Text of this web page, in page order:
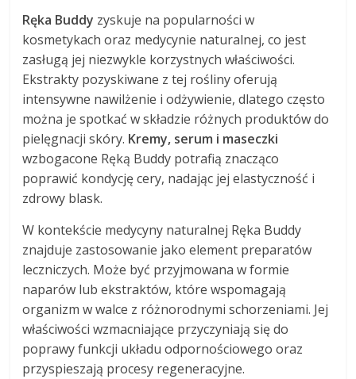
Ręka Buddy zyskuje na popularności w
kosmetykach oraz medycynie naturalnej, co jest
zasługą jej niezwykle korzystnych właściwości.
Ekstrakty pozyskiwane z tej rośliny oferują
intensywne nawilżenie i odżywienie, dlatego często
można je spotkać w składzie różnych produktów do
pielęgnacji skóry. Kremy, serum i maseczki
wzbogacone Ręką Buddy potrafią znacząco
poprawić kondycję cery, nadając jej elastyczność i
zdrowy blask.
W kontekście medycyny naturalnej Ręka Buddy
znajduje zastosowanie jako element preparatów
leczniczych. Może być przyjmowana w formie
naparów lub ekstraktów, które wspomagają
organizm w walce z różnorodnymi schorzeniami. Jej
właściwości wzmacniające przyczyniają się do
poprawy funkcji układu odpornościowego oraz
przyspieszają procesy regeneracyjne.